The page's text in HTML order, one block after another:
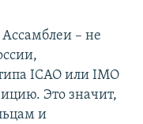
– не
ICAO или IMO
Это значит,
и